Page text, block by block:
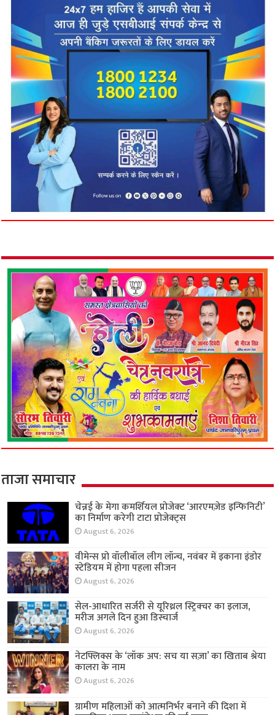
ताजा समाचार
चेन्नई के मेगा कमर्शियल प्रोजेक्ट ‘आरएमज़ेड इन्फिनिटी’
का निर्माण करेगी टाटा प्रोजेक्ट्स
August 6, 2026
वीमेन्स प्रो वॉलीबॉल लीग लॉन्च, नवंबर में इकाना इंडोर
स्टेडियम में होगा पहला सीजन
August 6, 2026
सेल-आधारित सर्जरी से यूरिथ्रल स्ट्रिक्चर का इलाज,
मरीज अगले दिन हुआ डिस्चार्ज
August 6, 2026
नेटफ्लिक्स के ‘लॉक अप: सच या सज़ा’ का खिताब श्रेया
कालरा के नाम
August 6, 2026
ग्रामीण महिलाओं को आत्मनिर्भर बनाने की दिशा में